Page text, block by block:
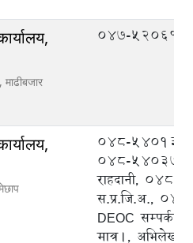
047-520610
048-540133
048-540370
राहदानी,
स.प्र.जि.अ.,
DEOC सम्पर्कका
मात्र।,